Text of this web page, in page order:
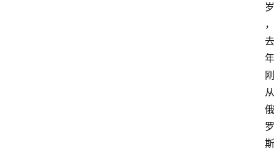
岁
，
去
年
刚
从
俄
罗
斯